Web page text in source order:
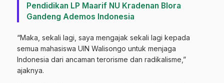
Pendidikan LP Maarif NU Kradenan Blora
Gandeng Ademos Indonesia
“Maka, sekali lagi, saya mengajak sekali lagi kepada
semua mahasiswa UIN Walisongo untuk menjaga
Indonesia dari ancaman terorisme dan radikalisme,”
ajaknya.